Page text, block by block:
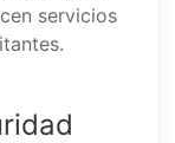
servicios